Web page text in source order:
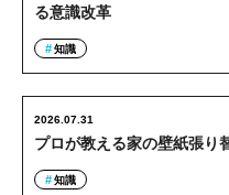
る意識改革
知識
プロが教える家の壁紙張り
2026.07.31
知識